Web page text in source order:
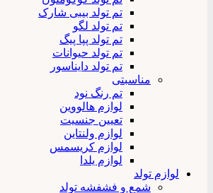
تم تولد بیبی شارک
تم تولد لگو
تم تولد پپا پیگ
تم تولد حیوانات
تم تولد دایناسور
مناسبتی
تم رنگ نود
لوازم هالووین
تعیین جنسیت
لوازم ولنتاین
لوازم کریسمس
لوازم یلدا
لوازم تولد
شمع و فشفشه تولد